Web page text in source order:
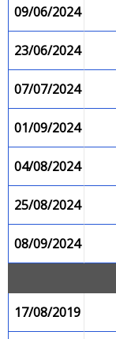
09/06/2024
23/06/2024
07/07/2024
01/09/2024
04/08/2024
25/08/2024
08/09/2024
17/08/2019